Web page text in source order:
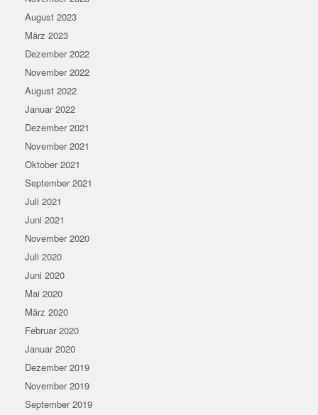
August 2023
März 2023
Dezember 2022
November 2022
August 2022
Januar 2022
Dezember 2021
November 2021
Oktober 2021
September 2021
Juli 2021
Juni 2021
November 2020
Juli 2020
Juni 2020
Mai 2020
März 2020
Februar 2020
Januar 2020
Dezember 2019
November 2019
September 2019